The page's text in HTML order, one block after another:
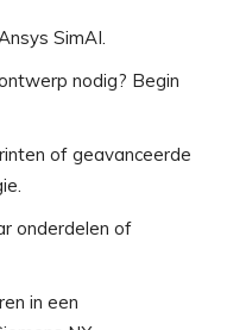
SimAI.
nodig? Begin
of geavanceerde
onderdelen of
in een